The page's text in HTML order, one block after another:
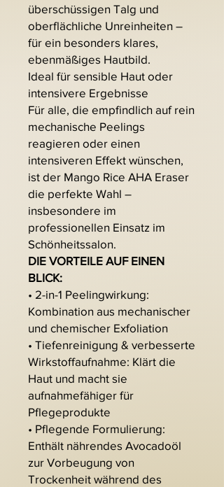
überschüssigen Talg und
oberflächliche Unreinheiten –
für ein besonders klares,
ebenmäßiges Hautbild.
Ideal für sensible Haut oder
intensivere Ergebnisse
Für alle, die empfindlich auf rein
mechanische Peelings
reagieren oder einen
intensiveren Effekt wünschen,
ist der Mango Rice AHA Eraser
die perfekte Wahl –
insbesondere im
professionellen Einsatz im
Schönheitssalon.
DIE VORTEILE AUF EINEN
BLICK:
• 2-in-1 Peelingwirkung:
Kombination aus mechanischer
und chemischer Exfoliation
• Tiefenreinigung & verbesserte
Wirkstoffaufnahme: Klärt die
Haut und macht sie
aufnahmefähiger für
Pflegeprodukte
• Pflegende Formulierung:
Enthält nährendes Avocadoöl
zur Vorbeugung von
Trockenheit während des